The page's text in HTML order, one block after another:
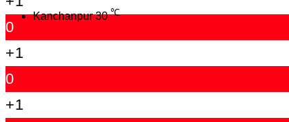
Kanchanpur 30℃
0
+1
0
+1